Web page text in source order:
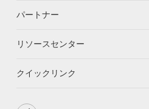
パートナー
リソースセンター
クイックリンク